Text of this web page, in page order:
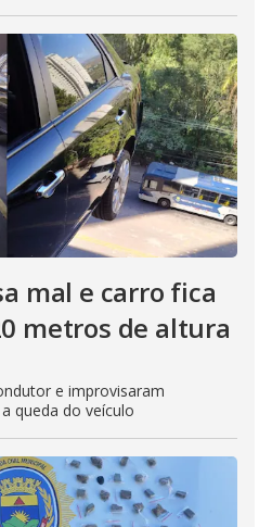
mal e carro fica
metros de altura
e improvisaram
queda do veículo